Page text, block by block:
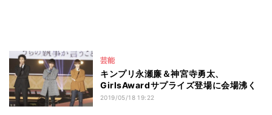
芸能
キンプリ永瀬廉＆神宮寺勇太、
GirlsAwardサプライズ登場に会場沸く
2019/05/18 19:22